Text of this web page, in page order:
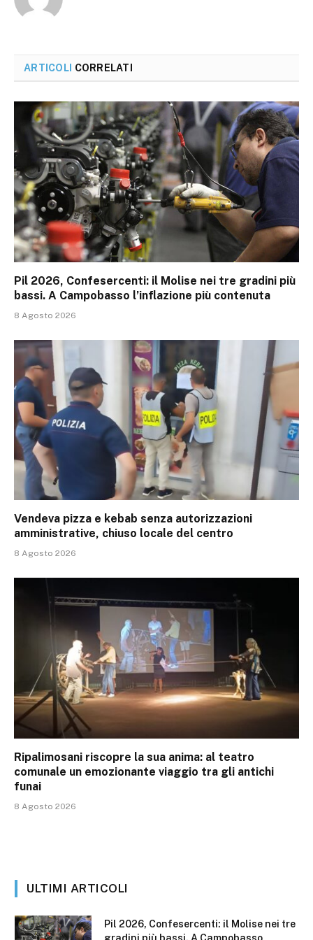
ARTICOLI CORRELATI
Pil 2026, Confesercenti: il Molise nei tre gradini più
bassi. A Campobasso l’inflazione più contenuta
8 Agosto 2026
Vendeva pizza e kebab senza autorizzazioni
amministrative, chiuso locale del centro
8 Agosto 2026
Ripalimosani riscopre la sua anima: al teatro
comunale un emozionante viaggio tra gli antichi
funai
8 Agosto 2026
ULTIMI ARTICOLI
Pil 2026, Confesercenti: il Molise nei tre
gradini più bassi. A Campobasso